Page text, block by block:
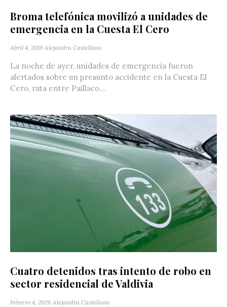
Broma telefónica movilizó a unidades de
emergencia en la Cuesta El Cero
Abril 4, 2019 Alejandra Castellano
La noche de ayer, unidades de emergencia fueron
alertados sobre un presunto accidente en la Cuesta El
Cero, ruta entre Paillaco...
Cuatro detenidos tras intento de robo en
sector residencial de Valdivia
Febrero 4, 2026 Alejandra Castellano